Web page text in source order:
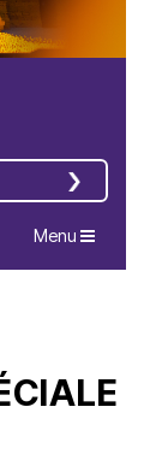
Navigation
Menu